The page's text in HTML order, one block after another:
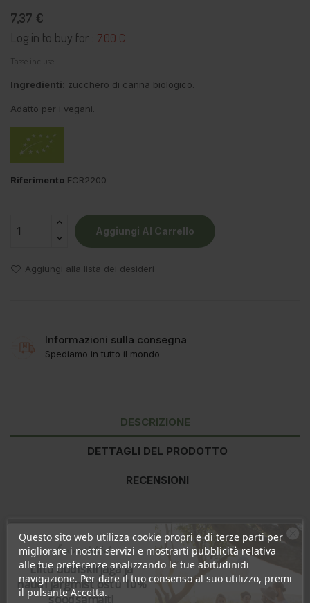
7,37 €
Log in to buy for : 7.00 €
Tasse incluse
Ingredienti: zucchero di canna biologico.
Adatto per i vegani.
Riferimento ECR2200
Aggiungi Al Carrello
Aggiungi alla lista dei desideri
Informazioni sulla consegna
Spediamo in tutto il mondo
DESCRIZIONE
DETTAGLI DEL PRODOTTO
RECENSIONI
Energia
1692kJ/398kcal
Grasso
- di cui saturi
0g
Carboidrati
100g
Questo sito web utilizza cookie propri e di terze parti per
migliorare i nostri servizi e mostrarti pubblicità relativa
alle tue preferenze analizzando le tue abitudinidi
navigazione. Per dare il tuo consenso al suo utilizzo, premi
il pulsante Accetta.
Ära veel lahku!
Liitu uudiskirjaga ja
naudi järgmist ostu 10%
soodsamalt!